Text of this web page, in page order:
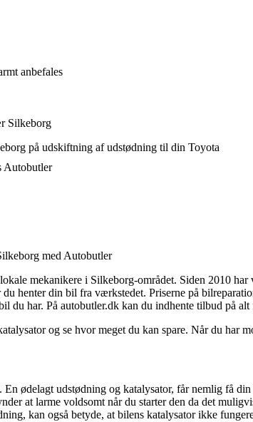
anbefales
Silkeborg
på udskiftning af udstødning til din Toyota
Autobutler
med Autobutler
mekanikere i Silkeborg-området. Siden 2010
henter din bil fra værkstedet. Priserne på
du har. På autobutler.dk kan du indhente tilbud på
og se hvor meget du kan spare. Når du har
ødelagt udstødning og katalysator, får nemlig få
at larme voldsomt når du starter den da det
kan også betyde, at bilens katalysator ikke